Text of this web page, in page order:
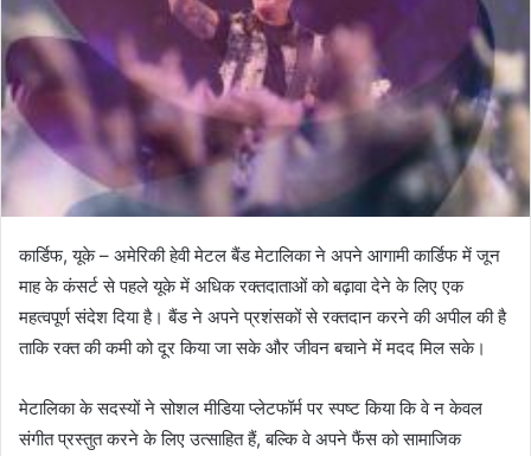
कार्डिफ, यूके – अमेरिकी हेवी मेटल बैंड मेटालिका ने अपने आगामी कार्डिफ में जून
माह के कंसर्ट से पहले यूके में अधिक रक्तदाताओं को बढ़ावा देने के लिए एक
महत्वपूर्ण संदेश दिया है। बैंड ने अपने प्रशंसकों से रक्तदान करने की अपील की है
ताकि रक्त की कमी को दूर किया जा सके और जीवन बचाने में मदद मिल सके।
मेटालिका के सदस्यों ने सोशल मीडिया प्लेटफॉर्म पर स्पष्ट किया कि वे न केवल
संगीत प्रस्तुत करने के लिए उत्साहित हैं, बल्कि वे अपने फैंस को सामाजिक